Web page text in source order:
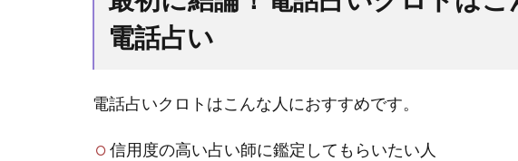
電話
占い
クロ
な人
すす
電話占い
電話占いクロトはこんな人におすすめです。
信用度の高い占い師に鑑定してもらいたい人